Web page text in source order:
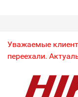
Уважаемые
переехали.